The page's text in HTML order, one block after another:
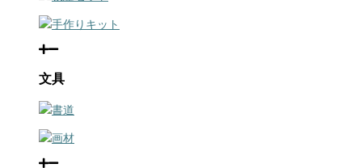
手作りキット
文具
書道
画材